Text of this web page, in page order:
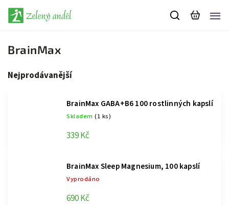
BrainMax
Nejprodávanější
BrainMax GABA+B6 100 rostlinných kapslí
Skladem (1 ks)
339 Kč
BrainMax Sleep Magnesium, 100 kapslí
Vyprodáno
690 Kč